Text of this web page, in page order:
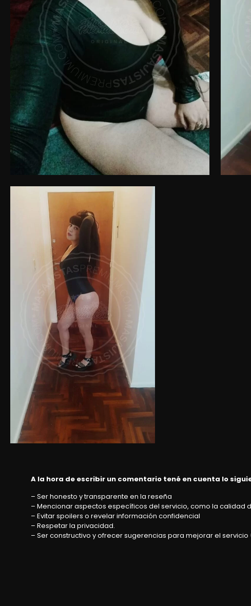
A la hora de escribir un comentario tené en cuenta lo
– Ser honesto y transparente en la reseña
– Mencionar aspectos específicos del servicio, como la calidad
– Evitar spoilers o revelar información confidencial
– Respetar la privacidad.
– Ser constructivo y ofrecer sugerencias para mejorar el